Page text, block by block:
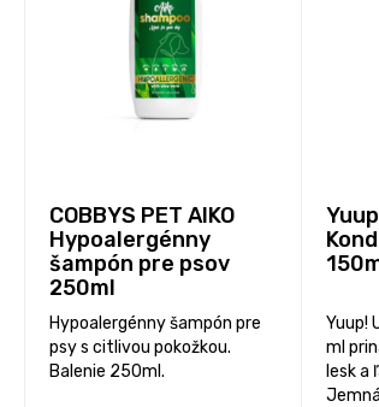
COBBYS PET AIKO
Hypoalergénny
šampón pre psov
250ml
Hypoalergénny šampón pre
psy s citlivou pokožkou.
Balenie 250ml.
Yuup!
ml
lesk a